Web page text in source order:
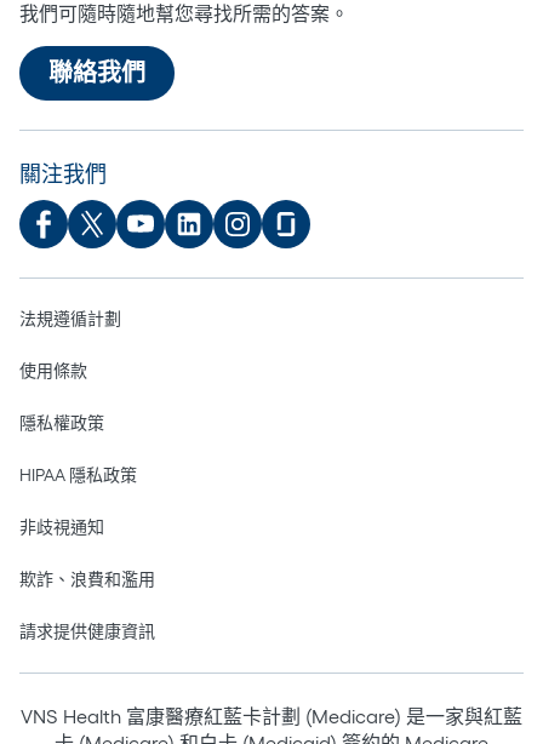
我們可隨時隨地幫您尋找所需的答案。
聯絡我們
關注我們
法規遵循計劃
使用條款
隱私權政策
HIPAA 隱私政策
非歧視通知
欺詐、浪費和濫用
請求提供健康資訊
VNS Health 富康醫療紅藍卡計劃 (Medicare) 是一家與紅藍